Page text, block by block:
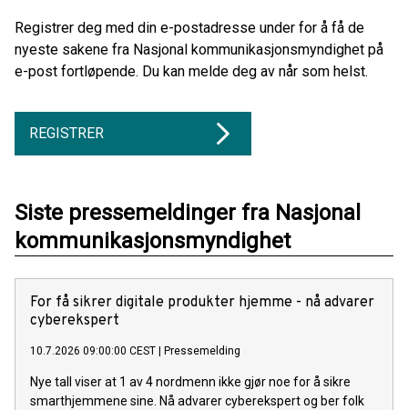
Registrer deg med din e-postadresse under for å få de
nyeste sakene fra Nasjonal kommunikasjonsmyndighet på
e-post fortløpende. Du kan melde deg av når som helst.
REGISTRER
Siste pressemeldinger fra Nasjonal
kommunikasjonsmyndighet
For få sikrer digitale produkter hjemme - nå advarer
cyberekspert
10.7.2026 09:00:00 CEST Pressemelding
Nye tall viser at 1 av 4 nordmenn ikke gjør noe for å sikre
smarthjemmene sine. Nå advarer cyberekspert og ber folk